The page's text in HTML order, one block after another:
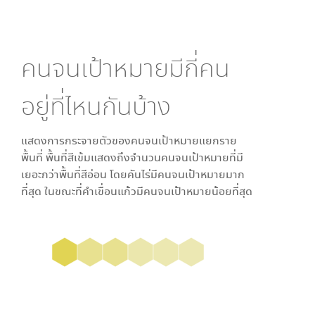
คนจนเป้าหมายมีกี่คน
อยู่ที่ไหนกันบ้าง
แสดงการกระจายตัวของคนจนเป้าหมายแยกราย
พื้นที่ พื้นที่สีเข้มแสดงถึงจำนวนคนจนเป้าหมายที่มี
เยอะกว่าพื้นที่สีอ่อน โดยคันไร่มีคนจนเป้าหมายมาก
ที่สุด ในขณะที่คำเขื่อนแก้วมีคนจนเป้าหมายน้อยที่สุด